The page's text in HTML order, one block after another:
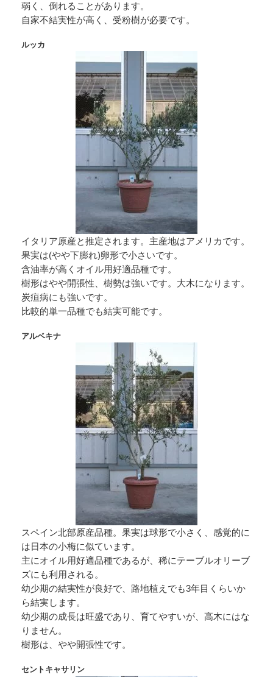
弱く、倒れることがあります。
自家不結実性が高く、受粉樹が必要です。
ルッカ
イタリア原産と推定されます。主産地はアメリカです。
果実は(やや下膨れ)卵形で小さいです。
含油率が高くオイル用好適品種です。
樹形はやや開張性、樹勢は強いです。大木になります。
炭疸病にも強いです。
比較的単一品種でも結実可能です。
アルベキナ
スペイン北部原産品種。果実は球形で小さく、感覚的に
は日本の小梅に似ています。
主にオイル用好適品種であるが、稀にテーブルオリーブ
ズにも利用される。
幼少期の結実性が良好で、路地植えでも3年目くらいか
ら結実します。
幼少期の成長は旺盛であり、育てやすいが、高木にはな
りません。
樹形は、やや開張性です。
セントキャサリン